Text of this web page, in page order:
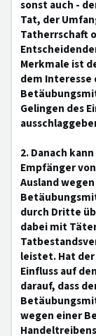
sonst auch -
Tat, der
Tatherrschaft
Merkmale ist
dem Interesse
Gelingen des
2. Danach
Empfänger
Ausland
durch Dritte
dabei mit
leistet. Hat
Einfluss auf
darauf, dass
wegen einer